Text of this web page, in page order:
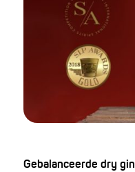
Gebalanceerde dry gin